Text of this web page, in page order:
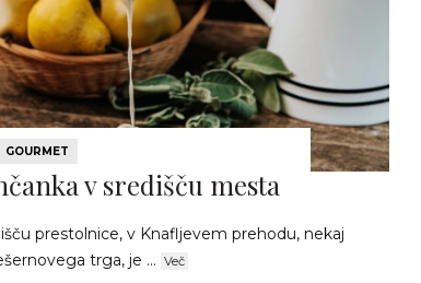
GOURMET
v središču mesta
prestolnice, v Knafljevem prehodu, nekaj
trga, je ... Več